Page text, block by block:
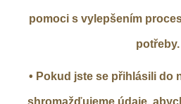
pomoci s vylepšením
potřeby.
• Pokud jste se přihlásili do
shromažďujeme údaje,